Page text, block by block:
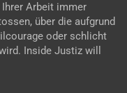
Arbeit immer
über die aufgrund
oder schlicht
Inside Justiz will